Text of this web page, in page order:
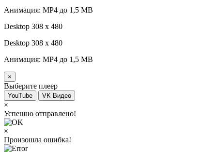
Анимация: MP4 до 1,5 MB
Desktop 308 х 480
Desktop 308 х 480
Анимация: MP4 до 1,5 MB
×
Выберите плеер
YouTube VK Видео
×
Успешно отправлено!
×
Произошла ошибка!